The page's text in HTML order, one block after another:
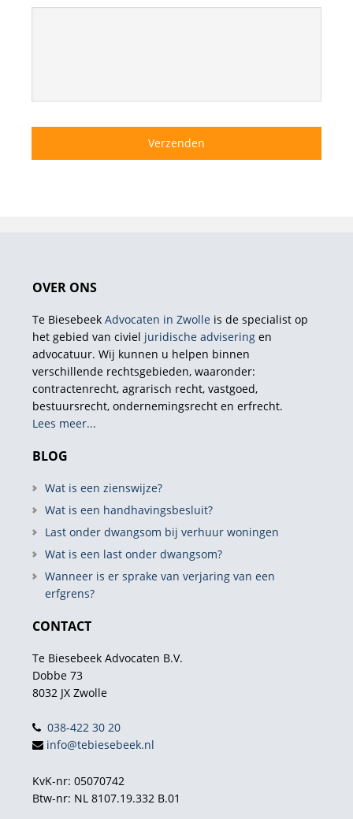
OVER ONS
Te Biesebeek Advocaten in Zwolle is de specialist op
het gebied van civiel juridische adviseringen
advocatuur. Wij kunnen u helpen binnen
verschillende rechtsgebieden, waaronder:
contractenrecht, agrarisch recht, vastgoed,
bestuursrecht, ondernemingsrecht en erfrecht.
Lees meer...
BLOG
Wat is een zienswijze?
Wat is een handhavingsbesluit?
Last onder dwangsom bij verhuur woningen
Wat is een last onder dwangsom?
Wanneer is er sprake van verjaring van een
erfgrens?
CONTACT
Te Biesebeek Advocaten B.V.
Dobbe 73
8032 JX Zwolle
038-422 30 20
info@tebiesebeek.nl
KvK-nr: 05070742
Btw-nr: NL 8107.19.332 B.01